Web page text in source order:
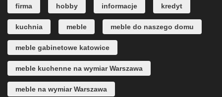
firma hobby informacje kredyt
kuchnia meble meble do naszego domu
meble gabinetowe katowice
meble kuchenne na wymiar Warszawa
meble na wymiar Warszawa